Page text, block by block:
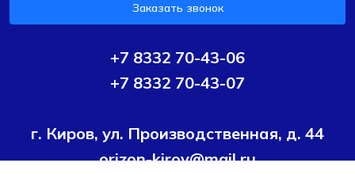
Заказать звонок
+7 8332 70-43-06
+7 8332 70-43-07
г. Киров, ул. Производственная, д. 44
orizon-kirov@mail.ru